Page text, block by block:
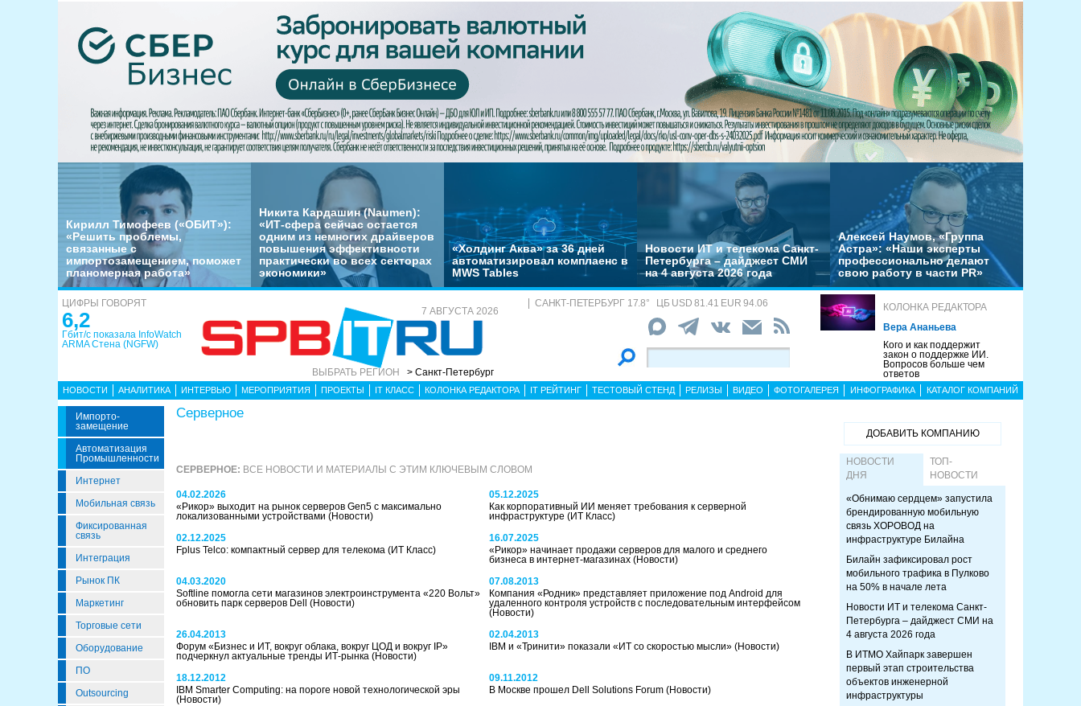
Кирилл Тимофеев («ОБИТ»):
«Решить проблемы,
связанные с
импортозамещением, поможет
планомерная работа»
Никита Кардашин (Naumen):
«ИТ-сфера сейчас остается
одним из немногих драйверов
повышения эффективности
практически во всех секторах
экономики»
«Холдинг Аква» за 36 дней
автоматизировал комплаенс в
MWS Tables
Новости ИТ и телекома Санкт-
Петербурга – дайджест СМИ
на 4 августа 2026 года
Алексей Наумов, «Группа
Астра»: «Наши эксперты
профессионально делают
свою работу в части PR»
ЦИФРЫ ГОВОРЯТ
6,2
Гбит/с показала InfoWatch
ARMA Стена (NGFW)
7 АВГУСТА 2026
ВЫБРАТЬ РЕГИОН > Санкт-Петербург
САНКТ-ПЕТЕРБУРГ 17.8° ЦБ USD 81.41 EUR 94.06
КОЛОНКА РЕДАКТОРА
Вера Ананьева
Кого и как поддержит
закон о поддержке ИИ.
Вопросов больше чем
ответов
НОВОСТИ АНАЛИТИКА ИНТЕРВЬЮ МЕРОПРИЯТИЯ ПРОЕКТЫ IT КЛАСС КОЛОНКА РЕДАКТОРА IT РЕЙТИНГ ТЕСТОВЫЙ СТЕНД РЕЛИЗЫ ВИДЕО ФОТОГАЛЕРЕЯ ИНФОГРАФИКА КАТАЛОГ КОМПАНИЙ
Импорто­
Замещение
Автоматизация
Промышленности
Интернет
Мобильная связь
Фиксированная
связь
Интеграция
Рынок ПК
Маркетинг
Торговые сети
Оборудование
ПО
Outsourcing
Серверное
СЕРВЕРНОЕ: ВСЕ НОВОСТИ И МАТЕРИАЛЫ С ЭТИМ КЛЮЧЕВЫМ СЛОВОМ
04.02.2026
«Рикор» выходит на рынок серверов Gen5 с максимально
локализованными устройствами (Новости)
05.12.2025
Как корпоративный ИИ меняет требования к серверной
инфраструктуре (ИТ Класс)
02.12.2025
Fplus Telco: компактный сервер для телекома (ИТ Класс)
16.07.2025
«Рикор» начинает продажи серверов для малого и среднего
бизнеса в интернет-магазинах (Новости)
04.03.2020
Softline помогла сети магазинов электроинструмента «220 Вольт»
обновить парк серверов Dell (Новости)
07.08.2013
Компания «Родник» представляет приложение под Android для
удаленного контроля устройств с последовательным интерфейсом
(Новости)
26.04.2013
Форум «Бизнес и ИТ, вокруг облака, вокруг ЦОД и вокруг IP»
подчеркнул актуальные тренды ИТ-рынка (Новости)
02.04.2013
IBM и «Тринити» показали «ИТ со скоростью мысли» (Новости)
18.12.2012
IBM Smarter Computing: на пороге новой технологической эры
(Новости)
09.11.2012
В Москве прошел Dell Solutions Forum (Новости)
ДОБАВИТЬ КОМПАНИЮ
НОВОСТИ
ДНЯ
ТОП-
НОВОСТИ
«Обнимаю сердцем» запустила
брендированную мобильную
связь ХОРОВОД на
инфраструктуре Билайна
Билайн зафиксировал рост
мобильного трафика в Пулково
на 50% в начале лета
Новости ИТ и телекома Санкт-
Петербурга – дайджест СМИ на
4 августа 2026 года
В ИТМО Хайпарк завершен
первый этап строительства
объектов инженерной
инфраструктуры